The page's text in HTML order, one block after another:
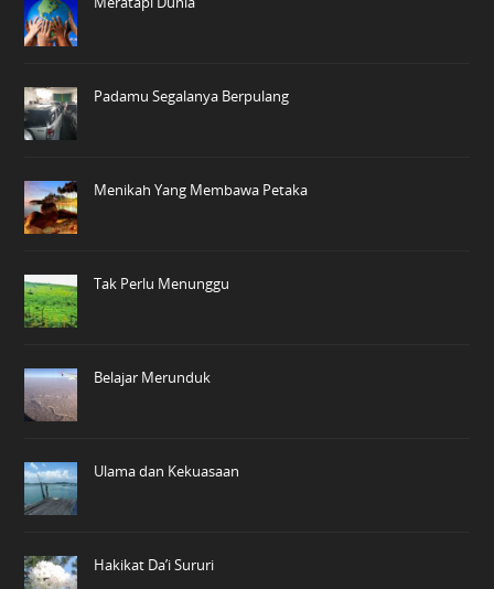
Padamu Segalanya Berpulang
Menikah Yang Membawa Petaka
Tak Perlu Menunggu
Belajar Merunduk
Ulama dan Kekuasaan
Hakikat Da’i Sururi